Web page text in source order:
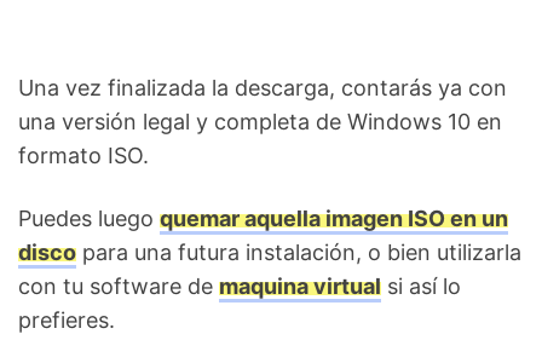
Una vez finalizada la descarga, contarás ya con
una versión legal y completa de Windows 10 en
formato ISO.
Puedes luego quemar aquella imagen ISO en un
disco para una futura instalación, o bien utilizarla
con tu software de maquina virtual si así lo
prefieres.